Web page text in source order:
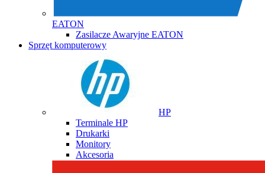
EATON
Zasilacze Awaryjne EATON
Sprzęt komputerowy
HP
Terminale HP
Drukarki
Monitory
Akcesoria